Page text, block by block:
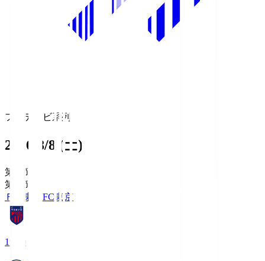
フジテレビ系列
2026/8/8 (土)
第1節
第1節
ＦＣ東京 FC東京
19:00